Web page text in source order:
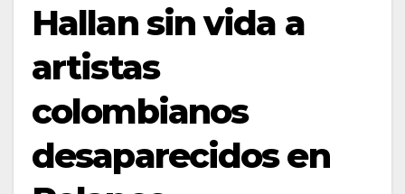
Hallan sin vida a
artistas
colombianos
desaparecidos en